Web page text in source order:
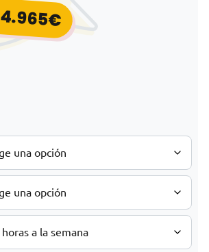
4.965€Rango de